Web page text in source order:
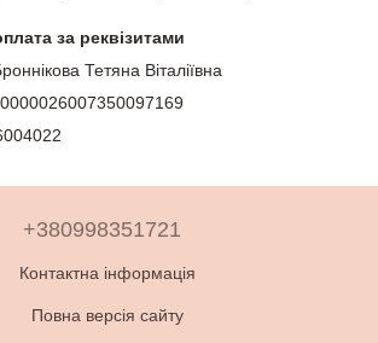
за реквізитами
Тетяна Віталіївна
+380998351721
Контактна інформація
Повна версія сайту